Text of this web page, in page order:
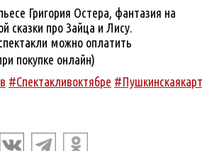
Григория Остера, фантазия на
сказки про Зайца и Лису.
можно оплатить
покупке онлайн)
#Спектакливоктябре